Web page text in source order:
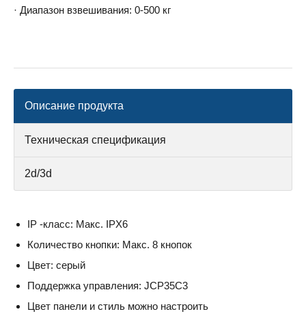
· Диапазон взвешивания: 0-500 кг
Описание продукта
Техническая спецификация
2d/3d
IP -класс: Макс. IPX6
Количество кнопки: Макс. 8 кнопок
Цвет: серый
Поддержка управления: JCP35C3
Цвет панели и стиль можно настроить